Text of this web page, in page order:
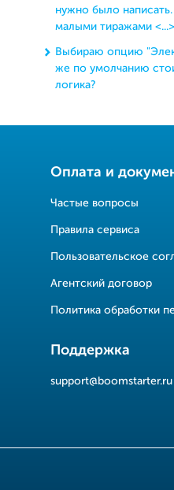
нужно было
малыми тиражами <...>
Выбираю опцию
же по умолчанию
логика?
Оплата и
Частые вопросы
Правила сервиса
Пользовательское
Агентский договор
Политика обработки
Поддержка
support@boomstarter.ru